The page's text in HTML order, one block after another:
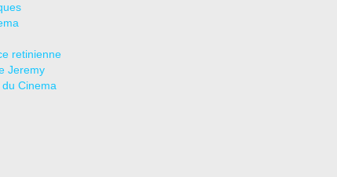
retinienne
Jeremy
Cinema